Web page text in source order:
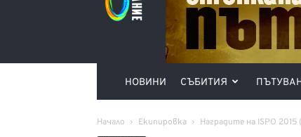
НОВИНИ СЪБИТИЯ
Начало Екипировка Наградите на ISPO 2015